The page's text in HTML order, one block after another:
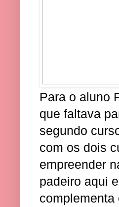
Para o aluno
que faltava
segundo
com os dois
empreender
padeiro aqui